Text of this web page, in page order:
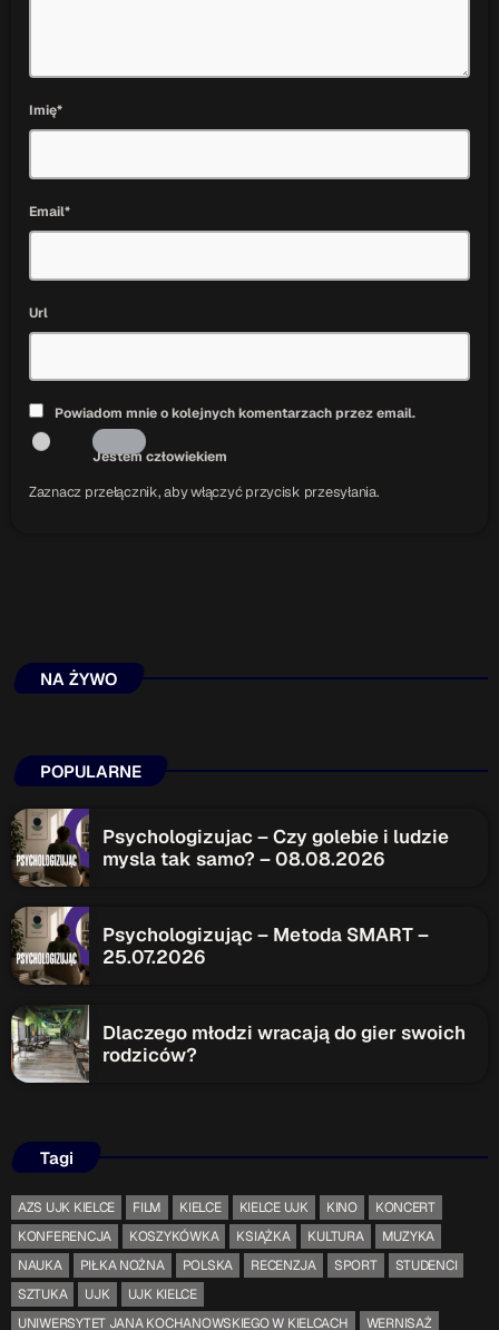
Imię*
Email*
Url
Powiadom mnie o kolejnych komentarzach przez email.
Jestem człowiekiem
Zaznacz przełącznik, aby włączyć przycisk przesyłania.
NA ŻYWO
POPULARNE
Psychologizujac – Czy golebie i ludzie
mysla tak samo? – 08.08.2026
Psychologizując – Metoda SMART –
25.07.2026
Dlaczego młodzi wracają do gier swoich
rodziców?
Tagi
AZS UJK KIELCE FILM KIELCE KIELCE UJK KINO
KONCERT
KONFERENCJA
KOSZYKÓWKA KSIĄŻKA KULTURA
MUZYKA
NAUKA
PIŁKA NOŻNA POLSKA RECENZJA SPORT
STUDENCI
SZTUKA
UJK
UJK KIELCE
UNIWERSYTET JANA KOCHANOWSKIEGO W KIELCACH
WERNISAŻ